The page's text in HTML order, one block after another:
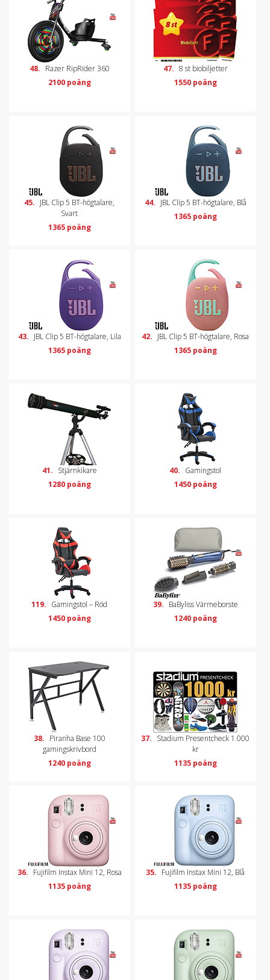
48. Razer RipRider 360
2100 poäng
47. 8 st biobiljetter
1550 poäng
45. JBL Clip 5 BT-högtalare,
Svart
1365 poäng
44. JBL Clip 5 BT-högtalare, Blå
1365 poäng
43. JBL Clip 5 BT-högtalare, Lila
1365 poäng
42. JBL Clip 5 BT-högtalare, Rosa
1365 poäng
41. Stjärnkikare
1280 poäng
40. Gamingstol
1450 poäng
119. Gamingstol – Röd
1450 poäng
39. BaByliss Värmeborste
1240 poäng
38. Piranha Base 100
gamingskrivbord
1240 poäng
37. Stadium Presentcheck 1 000
kr
1135 poäng
36. Fujifilm Instax Mini 12, Rosa
1135 poäng
35. Fujifilm Instax Mini 12, Blå
1135 poäng